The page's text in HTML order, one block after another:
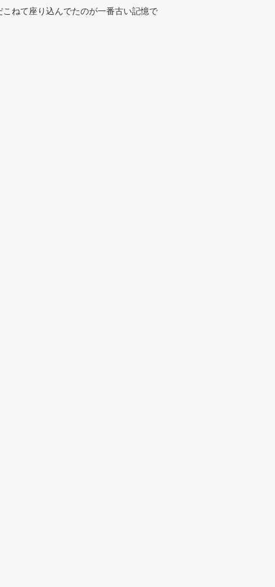
ねて座り込んでたのが一番古い記憶で